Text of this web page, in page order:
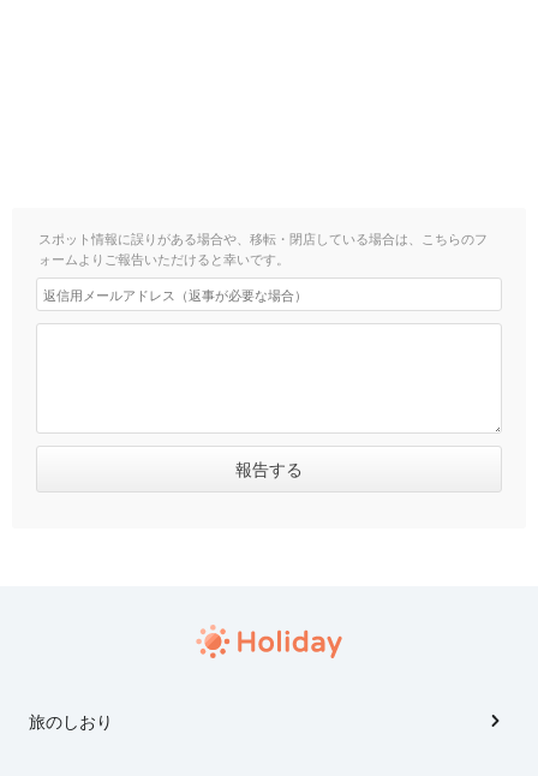
スポット情報に誤りがある場合や、移転・閉店している場合は、こちらのフ
ォームよりご報告いただけると幸いです。
旅のしおり